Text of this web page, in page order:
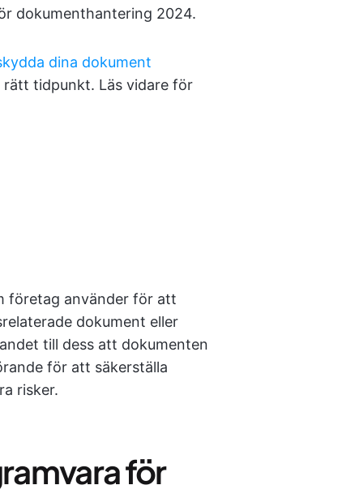
dokumenthantering 2024.
dina dokument
tidpunkt. Läs vidare för
företag använder för att
dokument eller
till dess att dokumenten
för att säkerställa
risker.
för